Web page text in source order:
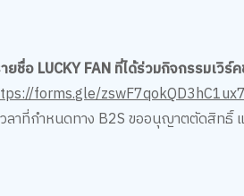
ยชื่อ LUCKY FAN ที่ได้ร่วมกิจกรรมเวิ
forms.gle/
ลาที่กำหนดทาง B2S ขออนุญาตตัดสิทธิ์